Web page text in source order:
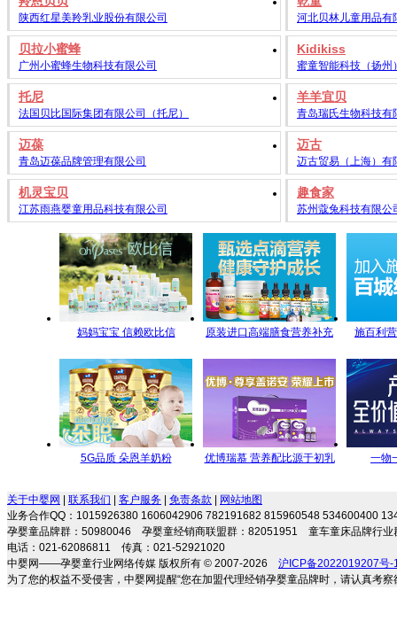
陕西红星美羚乳业股份有限公司 河北贝林儿童用品有
贝拉小蜜蜂
广州小蜜蜂生物科技有限公司
Kidikiss
蜜童智能科技（扬
托尼
法国贝比国际集团有限公司（托尼）
羊羊宜贝
青岛瑞氏生物科技有
迈葆
青岛迈葆品牌管理有限公司
迈古
迈古贸易（上海）有
机灵宝贝
江苏雨燕婴童用品科技有限公司
趣食家
苏州蔻兔科技有限公
妈妈宝宝 信赖欧比信
原装进口高端膳食营养补充
长
施百利
5G品质 朵恩羊奶粉
优博瑞慕 营养配比源于初乳
一物
关于中婴网 | 联系我们 | 客户服务 | 免责条款 | 网站地图
业务合作QQ：1015926380 1606042906 782191682 815960548 534600400
孕婴童品牌群：50980046 孕婴童经销商联盟群：82051951 童车童床品牌行
电话：021-62086811 传真：021-52921020
中婴网——孕婴童行业网络传媒 版权所有 © 2007-2026 沪ICP备2022019207号-
为了您的权益不受侵害，中婴网提醒“您在加盟代理经销孕婴童品牌时，请认真考